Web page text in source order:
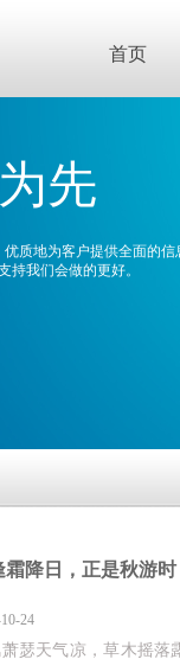
先
质地为客户提供全面的信
持我们会做的更好。
首页
霜降日，正是秋游
24
瑟天气凉，草木摇落